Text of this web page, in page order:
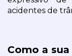
acidentes de
Como a